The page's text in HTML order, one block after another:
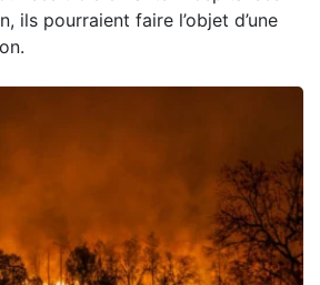
ils pourraient faire l’objet d’une